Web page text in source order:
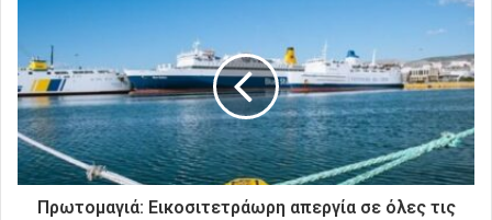
ν
η
λ
ε
κ
τ
Πρωτομαγιά: Εικοσιτετράωρη απεργία σε όλες τις